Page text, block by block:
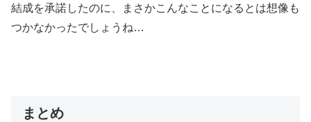
結成を承諾したのに、まさかこんなことになるとは想像も
つかなかったでしょうね…
まとめ